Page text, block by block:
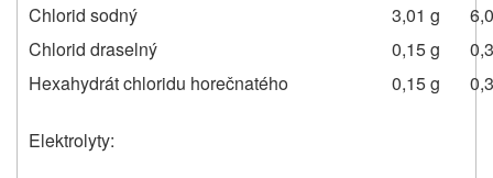
Chlorid sodný
3,01 g
Chlorid draselný
0,15 g
Hexahydrát chloridu horečnatého
0,15 g
Elektrolyty: